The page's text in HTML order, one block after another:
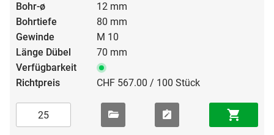
12 mm
80 mm
M 10
70 mm
CHF 567.00 / 100 Stück